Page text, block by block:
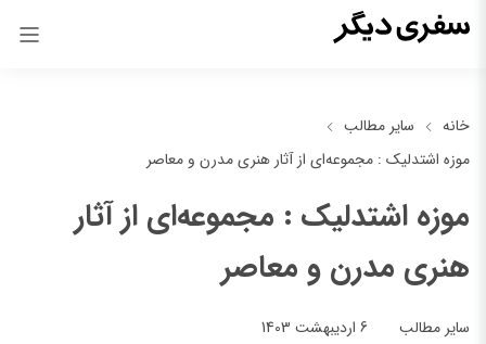
خانه
سایر مطالب
موزه اشتدلیک : مجموعه‌ای از آثار هنری مدرن و معاصر
موزه اشتدلیک : مجموعه‌ای از آثار
هنری مدرن و معاصر
سایر مطالب 6 اردیبهشت 1403